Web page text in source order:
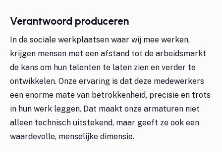
Verantwoord produceren
In de sociale werkplaatsen waar wij mee werken,
krijgen mensen met een afstand tot de arbeidsmarkt
de kans om hun talenten te laten zien en verder te
ontwikkelen. Onze ervaring is dat deze medewerkers
een enorme mate van betrokkenheid, precisie en trots
in hun werk leggen. Dat maakt onze armaturen niet
alleen technisch uitstekend, maar geeft ze ook een
waardevolle, menselijke dimensie.